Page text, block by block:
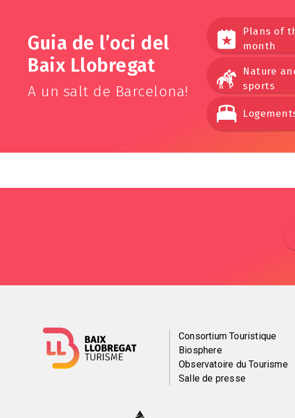
Guia de l’oci del
Baix Llobregat
A un salt de Barcelona!
Plans of
month
Nature
sports
Menú
del
Consortium Touristique
Biosphere
Observatoire du Tourisme
Salle de presse